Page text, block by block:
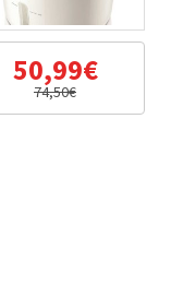
50,99€
74,50€